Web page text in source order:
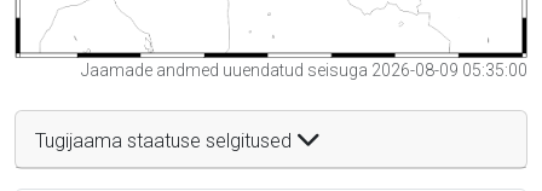
Jaamade andmed uuendatud seisuga 2026-08-09 05:35:00
Tugijaama staatuse selgitused